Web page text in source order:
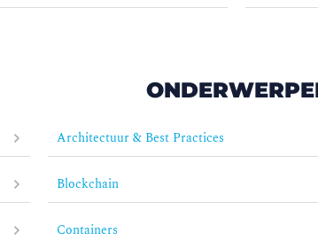
Architectuur & Best Practices
Blockchain
Containers